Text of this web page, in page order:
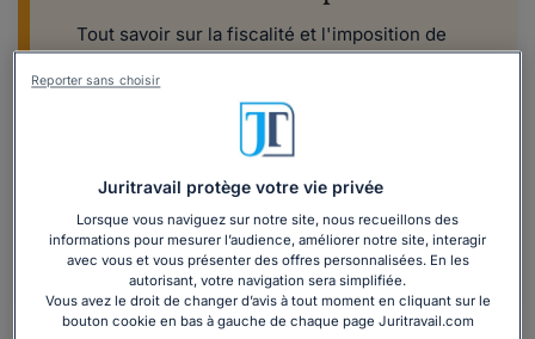
Tout savoir sur la fiscalité et l'imposition de
votre entreprise ! Impôt sur le revenu, impôt
sur les sociétés, régimes d'imposition,
obligations déclaratives...
explicative et 8 formulaires Cerfa.
Découvrir
Juritravail protège votre vie privée
Lorsque vous naviguez sur notre site, nous recueillons des
informations pour mesurer l’audience, améliorer notre site, interagir
avec vous et vous présenter des offres personnalisées. En les
autorisant, votre navigation sera simplifiée.
Vous avez le droit de changer d’avis à tout moment en cliquant sur le
bouton cookie en bas à gauche de chaque page Juritravail.com
Reporter sans choisir